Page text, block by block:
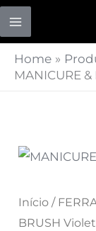
Skip
content
Home
MANICURE
Início /
BRUSH Violet
Quantidade
MANICURE
&